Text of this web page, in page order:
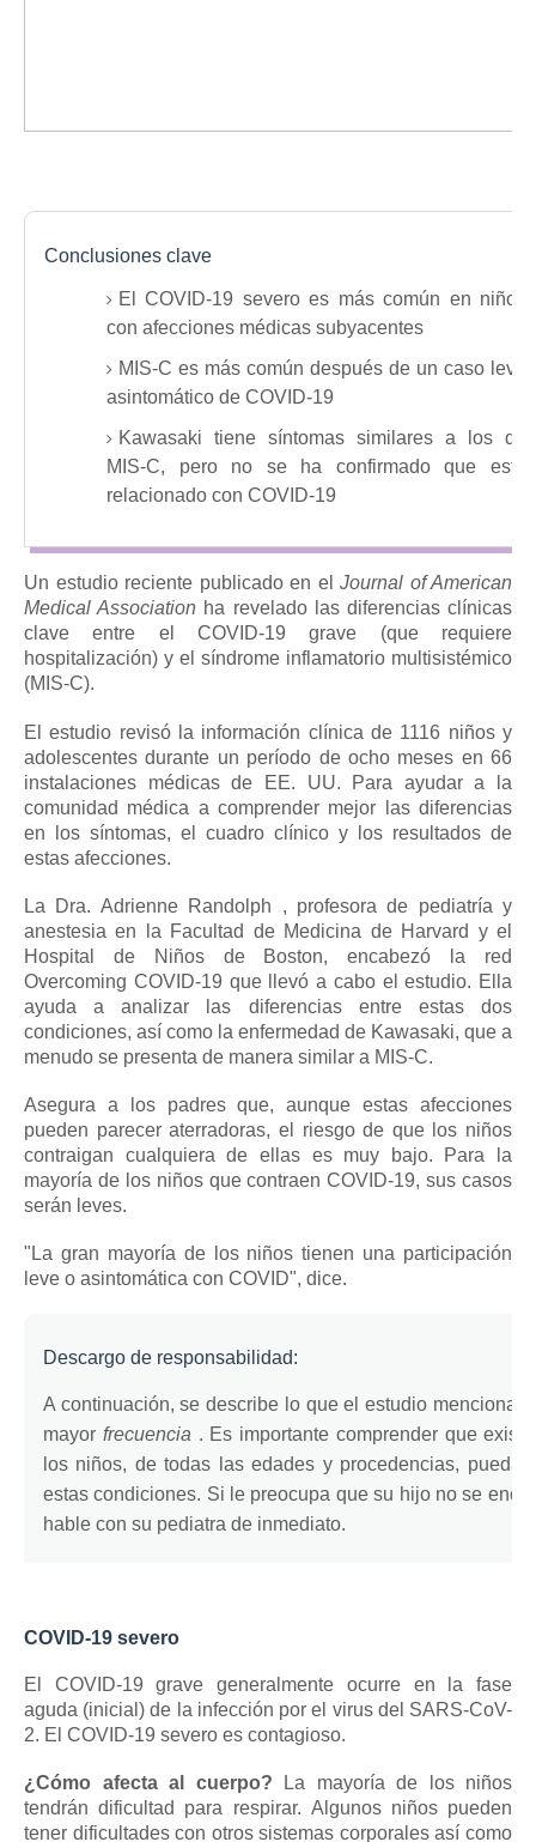
Conclusiones clave
El COVID-19 severo es más común en niños
con afecciones médicas subyacentes
MIS-C es más común después de un caso leve
asintomático de COVID-19
Kawasaki tiene síntomas similares a los de
MIS-C, pero no se ha confirmado que esté
relacionado con COVID-19
Un estudio reciente publicado en el Journal of American
Medical Association ha revelado las diferencias clínicas
clave entre el COVID-19 grave (que requiere
hospitalización) y el síndrome inflamatorio multisistémico
(MIS-C).
El estudio revisó la información clínica de 1116 niños y
adolescentes durante un período de ocho meses en 66
instalaciones médicas de EE. UU. Para ayudar a la
comunidad médica a comprender mejor las diferencias
en los síntomas, el cuadro clínico y los resultados de
estas afecciones.
La Dra. Adrienne Randolph , profesora de pediatría y
anestesia en la Facultad de Medicina de Harvard y el
Hospital de Niños de Boston, encabezó la red
Overcoming COVID-19 que llevó a cabo el estudio. Ella
ayuda a analizar las diferencias entre estas dos
condiciones, así como la enfermedad de Kawasaki, que a
menudo se presenta de manera similar a MIS-C.
Asegura a los padres que, aunque estas afecciones
pueden parecer aterradoras, el riesgo de que los niños
contraigan cualquiera de ellas es muy bajo. Para la
mayoría de los niños que contraen COVID-19, sus casos
serán leves.
"La gran mayoría de los niños tienen una participación
leve o asintomática con COVID", dice.
Descargo de responsabilidad:
A continuación, se describe lo que el estudio
mayor frecuencia . Es importante comprender que
los niños, de todas las edades y procedencias,
estas condiciones. Si le preocupa que su hijo no se
hable con su pediatra de inmediato.
COVID-19 severo
El COVID-19 grave generalmente ocurre en la fase
aguda (inicial) de la infección por el virus del SARS-CoV-
2. El COVID-19 severo es contagioso.
¿Cómo afecta al cuerpo?
La mayoría de los niños
tendrán dificultad para respirar. Algunos niños pueden
tener dificultades con otros sistemas corporales así como